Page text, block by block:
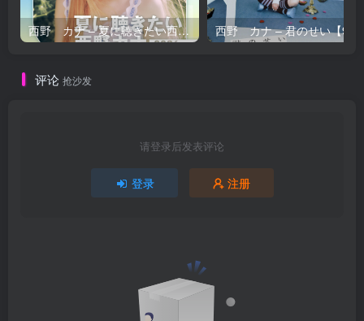
西野 カナ – 夏に聴きたい西野カナ2026【44.1kHz／16bit】日本区
评论 抢沙发
请登录后发表评论
登录 注册